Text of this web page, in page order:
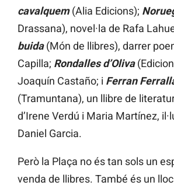
cavalquem(Alia Edicions);
Drassana), novel·la de Rafa
buida (Món de llibres), darrer
Capilla; Rondalles d’Oliva
Joaquín Castaño; i Ferran
(Tramuntana), un llibre de
d’Irene Verdú i Maria Martínez,
Daniel Garcia.
Però la Plaça no és tan sols un
venda de llibres. També és un